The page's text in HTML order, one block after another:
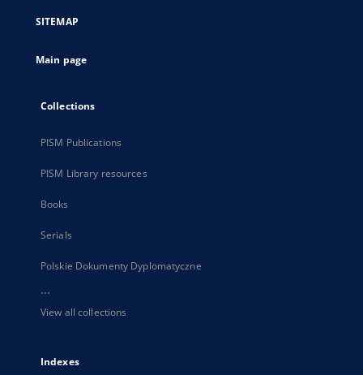
new
SITEMAP
Main page
Collections
PISM Publications
PISM Library resources
Books
Serials
Polskie Dokumenty Dyplomatyczne
...
View all collections
Indexes